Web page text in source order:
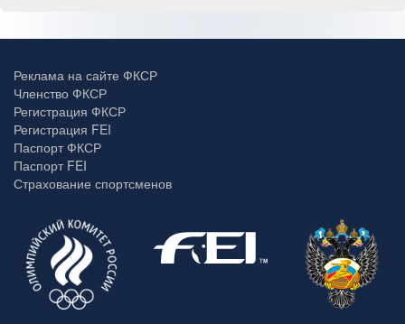
Реклама на сайте ФКСР
Членство ФКСР
Регистрация ФКСР
Регистрация FEI
Паспорт ФКСР
Паспорт FEI
Страхование спортсменов